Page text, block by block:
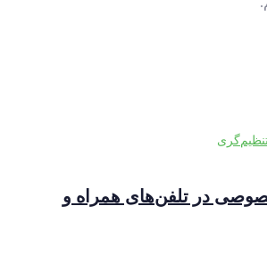
خصوصی در تلفن‌های همراه و